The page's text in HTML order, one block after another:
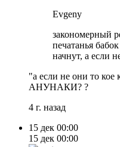
Evgeny
закономерный
печатанья
начнут, а если
"а если не они то кое
АНУНАКИ? ?
4 г. назад
15 дек 00:00
15 дек 00:00